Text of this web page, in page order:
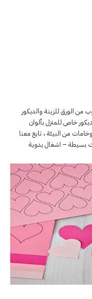
الورق للزينة والديكور
خاص للمنزل بألوان
من البيئة ، تابع معنا
بسيطة – اشغال يدوية